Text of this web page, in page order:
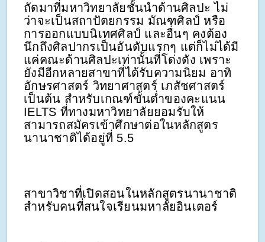
ถัดมาที่มหาวิทยาลัยชั้นนำด้านศิลปะ ไม่
ว่าจะเป็นสถาปัตยกรรม มัณฑศิลป์ หรือ
การออกแบบนิเทศศิลป์ และอื่นๆ คงต้อง
นึกถึงศิลปากรเป็นอันดับแรกๆ แต่ก็ไม่ได้มี
แค่คณะด้านศิลปะเท่านั้นที่โด่งดัง เพราะ
ยังมีอีกหลายสาขาที่ได้รับความนิยม อาทิ
อักษรศาสตร์ วิทยาศาสตร์ เภสัชศาสตร์
เป็นต้น สำหรับเกณฑ์ขั้นต่ำของคะแนน
IELTS ที่ทางมหาวิทยาลัยยอมรับให้
สามารถสมัครเข้าศึกษาต่อในหลักสูตร
นานาชาติได้อยู่ที่ 5.5
สาขาวิชาที่เปิดสอนในหลักสูตรนานาชาติ
สำหรับคนที่สนใจเรียนมหาลัยอินเตอร์